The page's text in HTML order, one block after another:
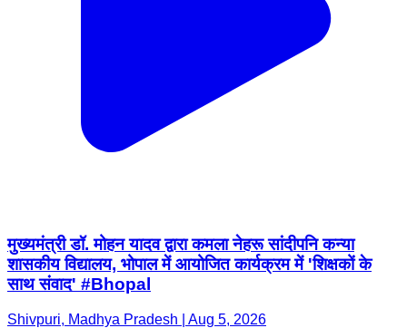
मुख्यमंत्री डॉ. मोहन यादव द्वारा कमला नेहरू सांदीपनि कन्या
शासकीय विद्यालय, भोपाल में आयोजित कार्यक्रम में 'शिक्षकों के
साथ संवाद' #Bhopal
Shivpuri, Madhya Pradesh | Aug 5, 2026